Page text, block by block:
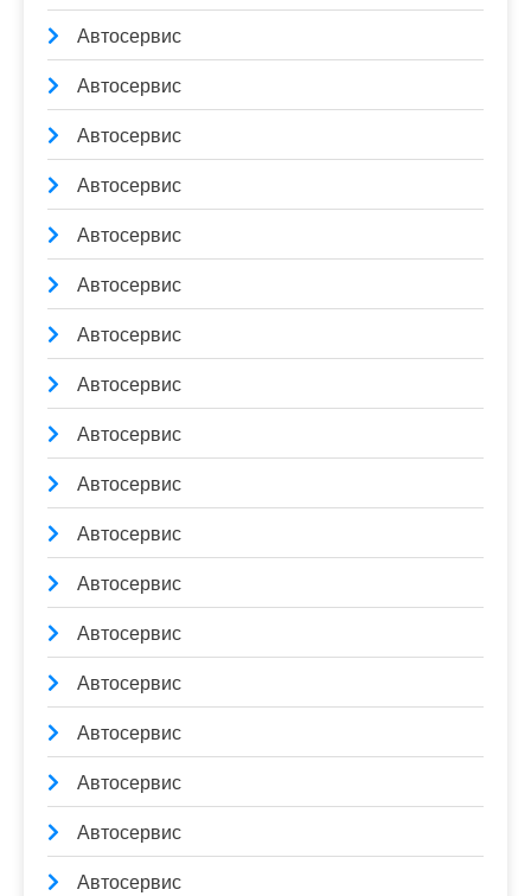
Автосервис
Автосервис
Автосервис
Автосервис
Автосервис
Автосервис
Автосервис
Автосервис
Автосервис
Автосервис
Автосервис
Автосервис
Автосервис
Автосервис
Автосервис
Автосервис
Автосервис
Автосервис